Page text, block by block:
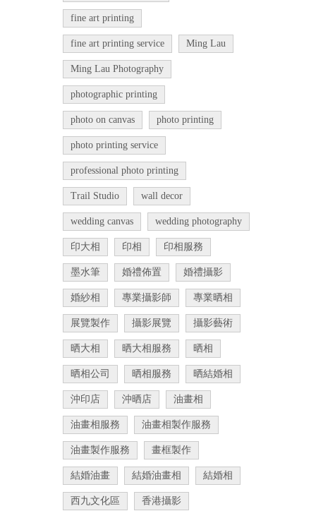
fine art printing
fine art printing service Ming Lau
Ming Lau Photography
photographic printing
photo on canvas photo printing
photo printing service
professional photo printing
Trail Studio wall decor
wedding canvas wedding photography
印大相 印相 印相服務
墨水筆 婚禮佈置 婚禮攝影
婚紗相 專業攝影師 專業晒相
展覽製作 攝影展覽 攝影藝術
晒大相 晒大相服務 晒相
晒相公司 晒相服務 晒結婚相
沖印店 沖晒店 油畫相
油畫相服務 油畫相製作服務
油畫製作服務 畫框製作
結婚油畫 結婚油畫相 結婚相
西九文化區 香港攝影